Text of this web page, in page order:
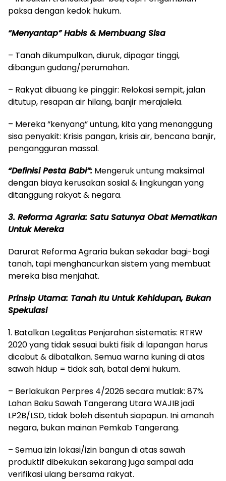
paksa dengan kedok hukum.
“Menyantap” Habis & Membuang Sisa
– Tanah dikumpulkan, diuruk, dipagar tinggi,
dibangun gudang/perumahan.
– Rakyat dibuang ke pinggir: Relokasi sempit, jalan
ditutup, resapan air hilang, banjir merajalela.
– Mereka “kenyang” untung, kita yang menanggung
sisa penyakit: Krisis pangan, krisis air, bencana banjir,
pengangguran massal.
“Definisi Pesta Babi”: Mengeruk untung maksimal
dengan biaya kerusakan sosial & lingkungan yang
ditanggung rakyat & negara.
3. Reforma Agraria: Satu Satunya Obat Mematikan
Untuk Mereka
Darurat Reforma Agraria bukan sekadar bagi-bagi
tanah, tapi menghancurkan sistem yang membuat
mereka bisa menjahat.
Prinsip Utama: Tanah Itu Untuk Kehidupan, Bukan
Spekulasi
1. Batalkan Legalitas Penjarahan sistematis: RTRW
2020 yang tidak sesuai bukti fisik di lapangan harus
dicabut & dibatalkan. Semua warna kuning di atas
sawah hidup = tidak sah, batal demi hukum.
– Berlakukan Perpres 4/2026 secara mutlak: 87%
Lahan Baku Sawah Tangerang Utara WAJIB jadi
LP2B/LSD, tidak boleh disentuh siapapun. Ini amanah
negara, bukan mainan Pemkab Tangerang.
– Semua izin lokasi/izin bangun di atas sawah
produktif dibekukan sekarang juga sampai ada
verifikasi ulang bersama rakyat.